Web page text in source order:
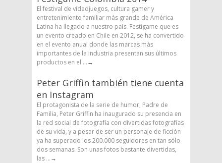
El festival de videojuegos, cultura gamer y
entretenimiento familiar más grande de América
Latina ha llegado a nuestro país. Festigame que es
un evento creado en Chile en 2012, se ha convertido
en el evento anual donde las marcas más
importantes de la industria presentan sus últimos
productos en el ...→
Peter Griffin también tiene cuenta
en Instagram
El protagonista de la serie de humor, Padre de
Familia, Peter Griffin ha inaugurado su presencia en
la red social de fotografía con divertidas fotografías
de su vida, y a pesar de ser un personaje de ficción
ya ha superado los 200.000 seguidores en tan sólo
dos semanas. Son unas fotos bastante divertidas,
las ...→